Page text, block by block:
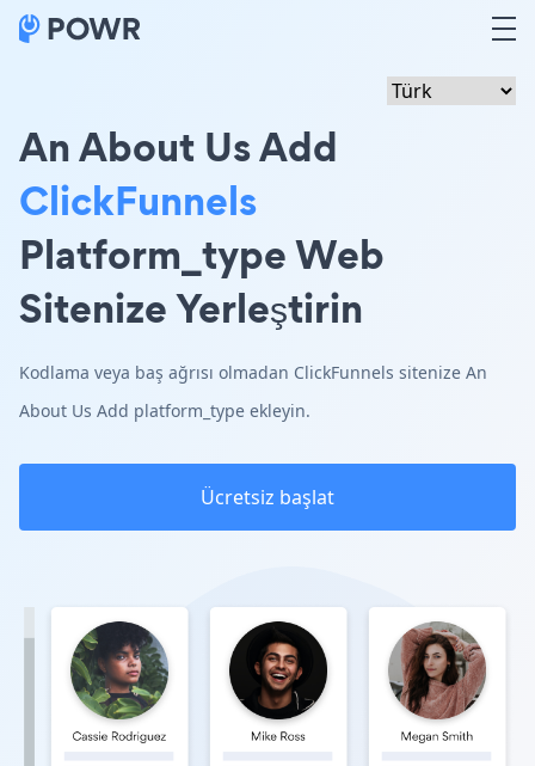
An About Us Add
ClickFunnels
Platform_type Web
Sitenize Yerleştirin
Kodlama veya baş ağrısı olmadan ClickFunnels sitenize An
About Us Add platform_type ekleyin.
Ücretsiz başlat